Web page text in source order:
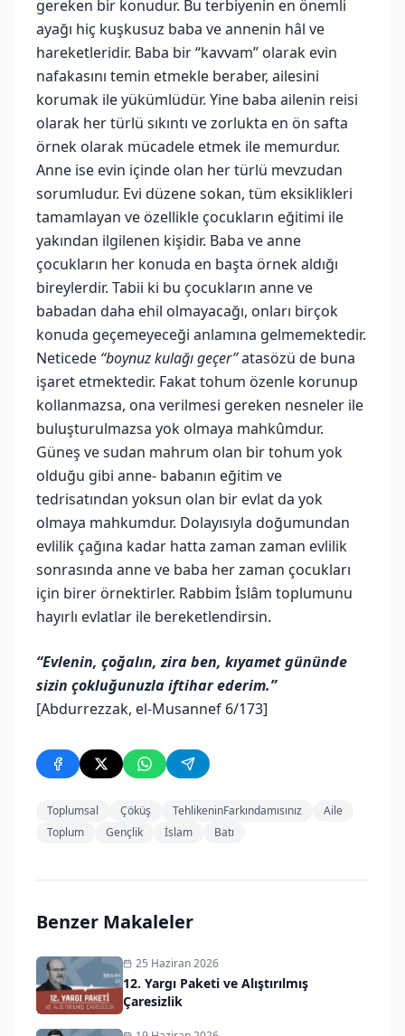
gereken bir konudur. Bu terbiyenin en önemli
ayağı hiç kuşkusuz baba ve annenin hâl ve
hareketleridir. Baba bir “kavvam” olarak evin
nafakasını temin etmekle beraber, ailesini
korumak ile yükümlüdür. Yine baba ailenin reisi
olarak her türlü sıkıntı ve zorlukta en ön safta
örnek olarak mücadele etmek ile memurdur.
Anne ise evin içinde olan her türlü mevzudan
sorumludur. Evi düzene sokan, tüm eksiklikleri
tamamlayan ve özellikle çocukların eğitimi ile
yakından ilgilenen kişidir. Baba ve anne
çocukların her konuda en başta örnek aldığı
bireylerdir. Tabii ki bu çocukların anne ve
babadan daha ehil olmayacağı, onları birçok
konuda geçemeyeceği anlamına gelmemektedir.
Neticede “boynuz kulağı geçer”atasözü de buna
işaret etmektedir. Fakat tohum özenle korunup
kollanmazsa, ona verilmesi gereken nesneler ile
buluşturulmazsa yok olmaya mahkûmdur.
Güneş ve sudan mahrum olan bir tohum yok
olduğu gibi anne- babanın eğitim ve
tedrisatından yoksun olan bir evlat da yok
olmaya mahkumdur. Dolayısıyla doğumundan
evlilik çağına kadar hatta zaman zaman evlilik
sonrasında anne ve baba her zaman çocukları
için birer örnektirler. Rabbim İslâm toplumunu
hayırlı evlatlar ile bereketlendirsin.
“Evlenin, çoğalın, zira ben, kıyamet gününde
sizin çokluğunuzla iftihar ederim.”
[Abdurrezzak, el-Musannef 6/173]
Toplumsal Çöküş TehlikeninFarkındamısınız
Aile
Toplum
Gençlik İslam Batı
Benzer Makaleler
25 Haziran 2026
12. Yargı Paketi ve Alıştırılmış
Çaresizlik